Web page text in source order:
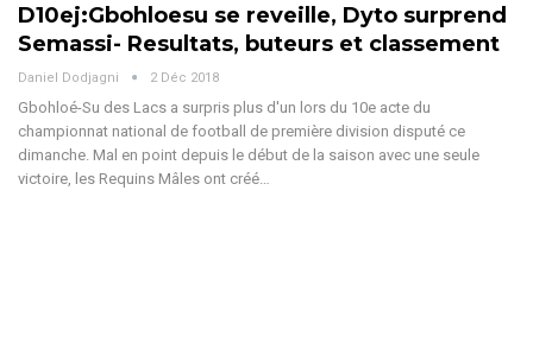
D10ej:Gbohloesu se reveille, Dyto surprend
Semassi- Resultats, buteurs et classement
Daniel Dodjagni 2 Déc 2018
Gbohloé-Su des Lacs a surpris plus d'un lors du 10e acte du
championnat national de football de première division disputé ce
dimanche. Mal en point depuis le début de la saison avec une seule
victoire, les Requins Mâles ont créé…